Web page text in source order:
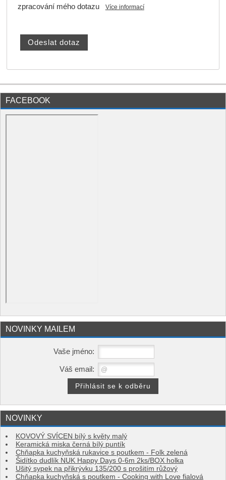
zpracování mého dotazu
Více informací
FACEBOOK
NOVINKY MAILEM
Vaše jméno:
Váš email:
NOVINKY
KOVOVÝ SVÍCEN bílý s květy malý
Keramická miska černá bílý puntík
Chňapka kuchyňská rukavice s poutkem - Folk zelená
Šidítko dudlík NUK Happy Days 0-6m 2ks/BOX holka
Ušitý sypek na přikrývku 135/200 s prošitím růžový
Chňapka kuchyňská s poutkem - Cooking with Love fialová